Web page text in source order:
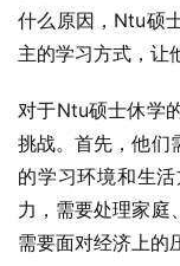
什么原因，Ntu硕
主的学习方式，让
对于Ntu硕士休学
挑战。首先，他们
的学习环境和生
力，需要处理家庭
需要面对经济上的